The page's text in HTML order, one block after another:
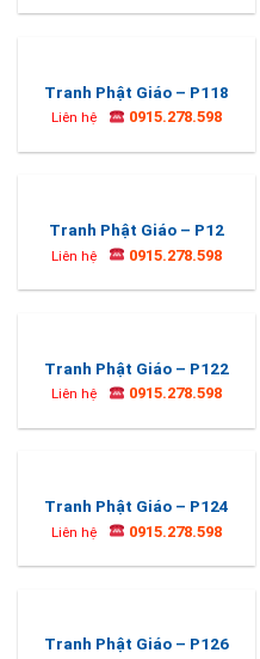
Tranh Phật Giáo – P118
Liên hệ 0915.278.598
Tranh Phật Giáo – P12
Liên hệ 0915.278.598
Tranh Phật Giáo – P122
Liên hệ 0915.278.598
Tranh Phật Giáo – P124
Liên hệ 0915.278.598
Tranh Phật Giáo – P126